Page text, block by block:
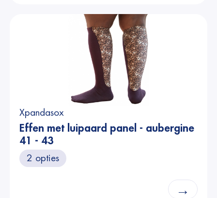
Xpandasox
Effen met luipaard panel - aubergine
41 - 43
2 opties
→